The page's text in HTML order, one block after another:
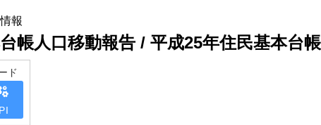
報
帳人口移動報告 / 平成25年住民基本台
ド